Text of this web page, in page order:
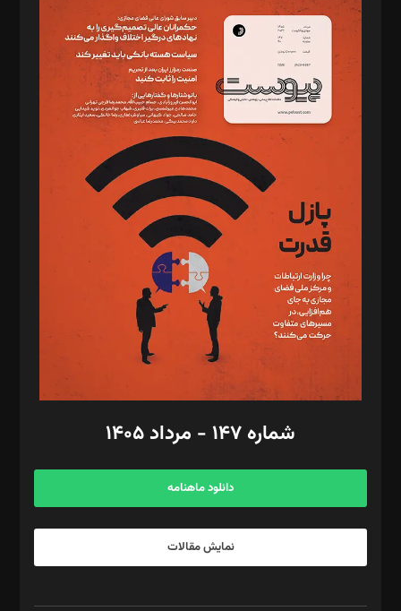
سردبیر: مهرک محمودی
دبیر تحریریه: میثم قاسمی
د‌بیر ناداستان: سمانه سمیع
د‌بیر خدمت و تجارت: ابوالفضل رجبی
د‌بیر حقوق فناوری: حسام‌الدین ایپکچی
د‌بیر پیوست جهان: مینا پاکدل
د‌بیر تحریریه آنلاین: بابک نقاش
تحریریه‌: مجتبی محمود‌ی، آرش برهمند، یسنا امان‌پور، سروش کرمیان،
مصطفی مسجدی آرانی، ابوالفضل رجبی، زهرا فکرانه، فائزه فتحی
رستمی،مصطفی باستان
ویرایش: نگار استاد‌‌آقا
طراح یونیفرم: مجید توکلی
فیلمبرداری و عکاسی: امیر شفیعی، مانی لطفی زاده
گرافیک و صفحه‌آرایی: سید‌سبحان‌علی ثابت
مد‌یر توسعه تجاری: کامبیز برید‌
امور مالی: شاپور رهبری، محمد‌ کاظمی‌نیا
آگهی و مشترکین: ۰۹۱۹۹۹۹۰۴۵۴
شماره ۱۴۷ - مرداد ۱۴۰۵
دانلود ماهنامه
نمایش مقالات